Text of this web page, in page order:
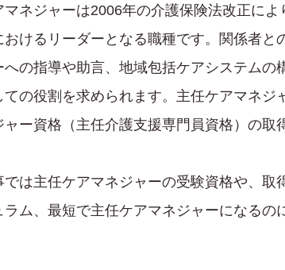
マネジャーは2006年の介護保険法改正に
おけるリーダーとなる職種です。関係者と
への指導や助言、地域包括ケアシステムの
ての役割を求められます。主任ケアマネジ
ャー資格（主任介護支援専門員資格）の取
では主任ケアマネジャーの受験資格や、取
ラム、最短で主任ケアマネジャーになるの